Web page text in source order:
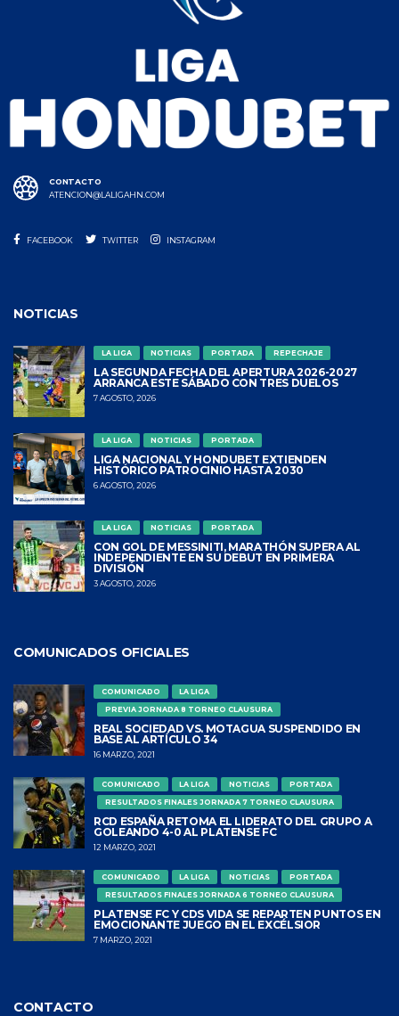
CONTACTO
ATENCION@LALIGAHN.COM
FACEBOOK TWITTER INSTAGRAM
NOTICIAS
LA LIGA NOTICIAS PORTADA REPECHAJE
LA SEGUNDA FECHA DEL APERTURA 2026-2027
ARRANCA ESTE SÁBADO CON TRES DUELOS
7 AGOSTO, 2026
LA LIGA NOTICIAS PORTADA
LIGA NACIONAL Y HONDUBET EXTIENDEN
HISTÓRICO PATROCINIO HASTA 2030
6 AGOSTO, 2026
LA LIGA NOTICIAS PORTADA
CON GOL DE MESSINITI, MARATHÓN SUPERA AL
INDEPENDIENTE EN SU DEBUT EN PRIMERA
DIVISIÓN
3 AGOSTO, 2026
COMUNICADOS OFICIALES
COMUNICADO
LA LIGA
PREVIA JORNADA 8 TORNEO CLAUSURA
REAL SOCIEDAD VS. MOTAGUA SUSPENDIDO EN
BASE AL ARTÍCULO 34
16 MARZO, 2021
COMUNICADO LA LIGA NOTICIAS
PORTADA
RESULTADOS FINALES JORNADA 7 TORNEO CLAUSURA
RCD ESPAÑA RETOMA EL LIDERATO DEL GRUPO A
GOLEANDO 4-0 AL PLATENSE FC
12 MARZO, 2021
COMUNICADO LA LIGA NOTICIAS
PORTADA
RESULTADOS FINALES JORNADA 6 TORNEO CLAUSURA
PLATENSE FC Y CDS VIDA SE REPARTEN PUNTOS EN
EMOCIONANTE JUEGO EN EL EXCÉLSIOR
7 MARZO, 2021
CONTACTO